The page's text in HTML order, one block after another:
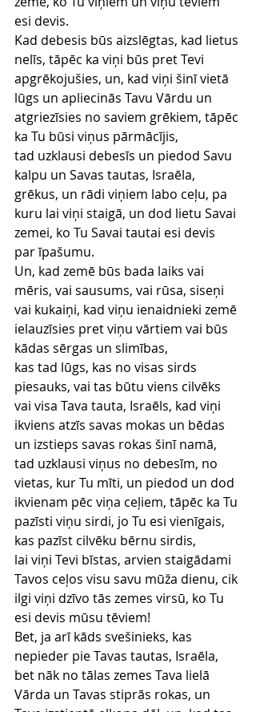
esi devis.
Kad debesis būs aizslēgtas, kad lietus
nelīs, tāpēc ka viņi būs pret Tevi
apgrēkojušies, un, kad viņi šinī vietā
lūgs un apliecinās Tavu Vārdu un
atgriezīsies no saviem grēkiem, tāpēc
ka Tu būsi viņus pārmācījis,
tad uzklausi debesīs un piedod Savu
kalpu un Savas tautas, Israēla,
grēkus, un rādi viņiem labo ceļu, pa
kuru lai viņi staigā, un dod lietu Savai
zemei, ko Tu Savai tautai esi devis
par īpašumu.
Un, kad zemē būs bada laiks vai
mēris, vai sausums, vai rūsa, siseņi
vai kukaiņi, kad viņu ienaidnieki zemē
ielauzīsies pret viņu vārtiem vai būs
kādas sērgas un slimības,
kas tad lūgs, kas no visas sirds
piesauks, vai tas būtu viens cilvēks
vai visa Tava tauta, Israēls, kad viņi
ikviens atzīs savas mokas un bēdas
un izstieps savas rokas šinī namā,
tad uzklausi viņus no debesīm, no
vietas, kur Tu mīti, un piedod un dod
ikvienam pēc viņa ceļiem, tāpēc ka Tu
pazīsti viņu sirdi, jo Tu esi vienīgais,
kas pazīst cilvēku bērnu sirdis,
lai viņi Tevi bīstas, arvien staigādami
Tavos ceļos visu savu mūža dienu, cik
ilgi viņi dzīvo tās zemes virsū, ko Tu
esi devis mūsu tēviem!
Bet, ja arī kāds svešinieks, kas
nepieder pie Tavas tautas, Israēla,
bet nāk no tālas zemes Tava lielā
Vārda un Tavas stiprās rokas, un